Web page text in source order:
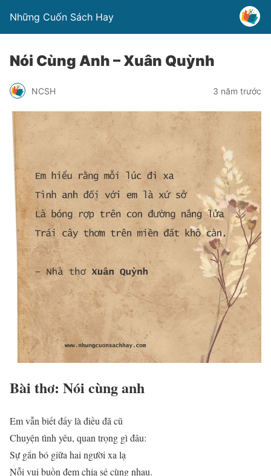
Những Cuốn Sách Hay
Nói Cùng Anh – Xuân Quỳnh
NCSH 3 năm trước
Bài thơ: Nói cùng anh
Em vẫn biết đấy là điều đã cũ
Chuyện tình yêu, quan trọng gì đâu:
Sự gắn bó giữa hai người xa lạ
Nỗi vui buồn đem chia sẻ cùng nhau.